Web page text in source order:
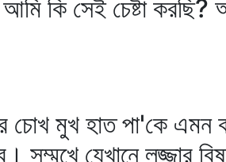
কি সেই চেষ্টা করছি?
চোখ মুখ হাত পা'কে এমন
সম্মুখে যেখানে লজ্জার